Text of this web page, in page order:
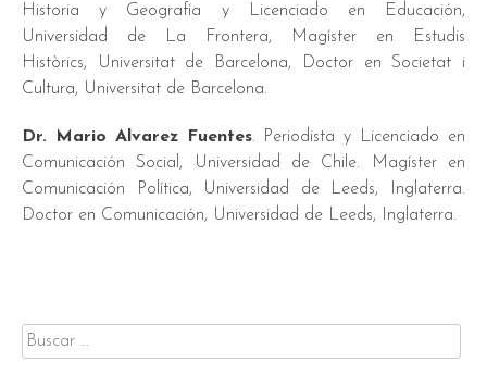
Historia y Geografía y Licenciado en Educación,
Universidad de La Frontera, Magíster en Estudis
Històrics, Universitat de Barcelona, Doctor en Societat i
Cultura, Universitat de Barcelona.
Dr. Mario Alvarez Fuentes. Periodista y Licenciado en
Comunicación Social, Universidad de Chile. Magíster en
Comunicación Política, Universidad de Leeds, Inglaterra.
Doctor en Comunicación, Universidad de Leeds, Inglaterra.
Buscar
por: